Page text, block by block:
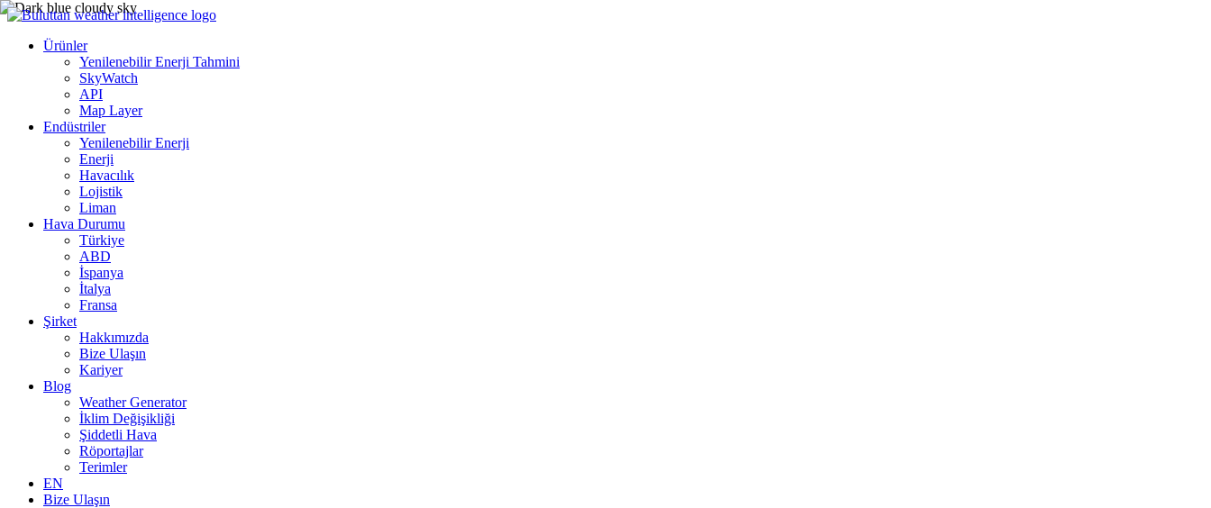
Ürünler
Yenilenebilir Enerji Tahmini
SkyWatch
API
Map Layer
Endüstriler
Yenilenebilir Enerji
Enerji
Havacılık
Lojistik
Liman
Hava Durumu
Türkiye
ABD
İspanya
İtalya
Fransa
Şirket
Hakkımızda
Bize Ulaşın
Kariyer
Blog
Weather Generator
İklim Değişikliği
Şiddetli Hava
Röportajlar
Terimler
EN
Bize Ulaşın